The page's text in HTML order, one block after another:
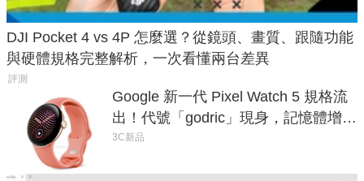
DJI Pocket 4 vs 4P 怎麼選？從鏡頭、畫質、跟隨功能
與硬體規格完整解析，一次看懂兩台差異
評測
Google 新一代 Pixel Watch 5 規格流
出！代號「godric」現身，記憶體增強
鎖定 AI 應用
3C新品